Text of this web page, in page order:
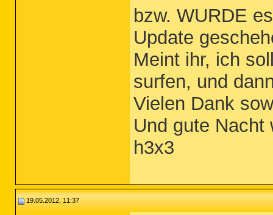
bzw. WURDE
Update
Meint ihr, ich
surfen, und
Vielen Dank
Und gute
h3x3
19.05.2012, 11:37